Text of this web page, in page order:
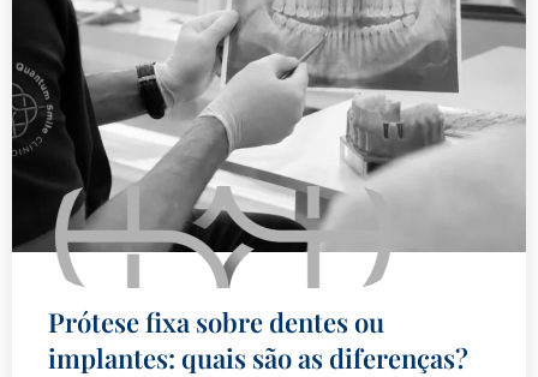
Prótese fixa sobre dentes ou
implantes: quais são as diferenças?